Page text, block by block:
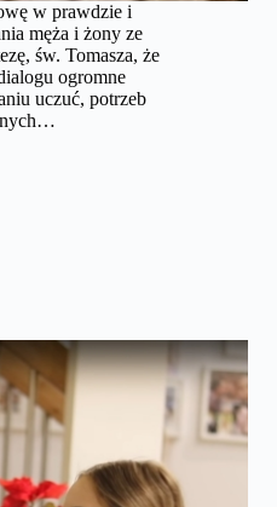
w prawdzie i
męża i żony ze
św. Tomasza, że
ogromne
uczuć, potrzeb